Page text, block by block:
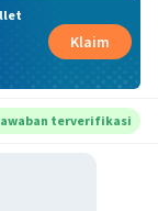
Klaim
terverifikasi